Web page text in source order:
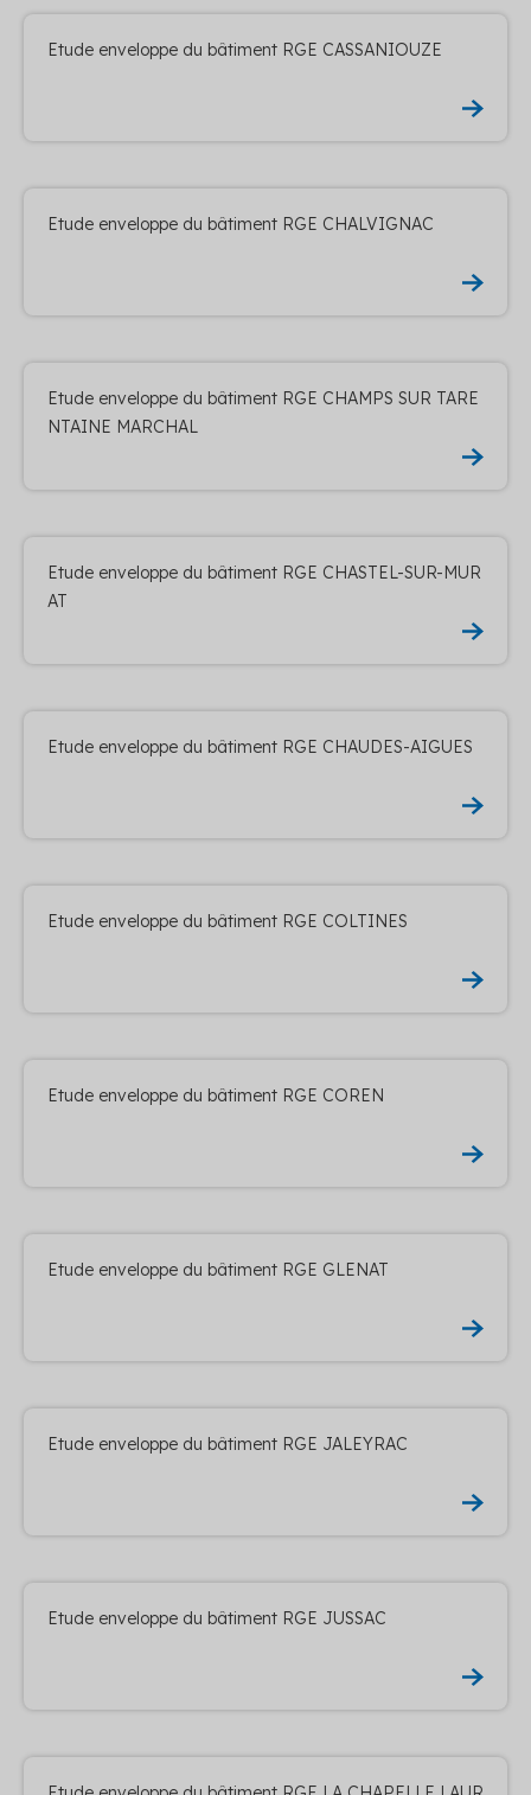
Etude enveloppe du bâtiment RGE CASSANIOUZE
Etude enveloppe du bâtiment RGE CHALVIGNAC
Etude enveloppe du bâtiment RGE CHAMPS SUR TARE
NTAINE MARCHAL
Etude enveloppe du bâtiment RGE CHASTEL-SUR-MUR
AT
Etude enveloppe du bâtiment RGE CHAUDES-AIGUES
Etude enveloppe du bâtiment RGE COLTINES
Etude enveloppe du bâtiment RGE COREN
Etude enveloppe du bâtiment RGE GLENAT
Etude enveloppe du bâtiment RGE JALEYRAC
Etude enveloppe du bâtiment RGE JUSSAC